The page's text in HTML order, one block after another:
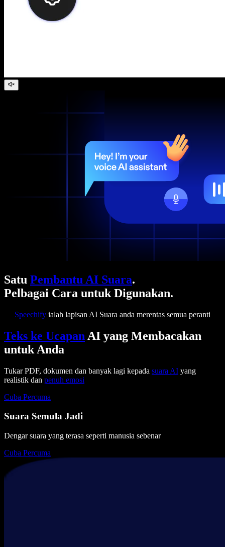
Satu Pembantu AI Suara.
Pelbagai Cara untuk Digunakan.
Speechify ialah lapisan AI Suara anda merentas semua peranti
Teks ke Ucapan AI yang Membacakan
untuk Anda
Tukar PDF, dokumen dan banyak lagi kepada suara AI yang
realistik dan penuh emosi
Cuba Percuma
Suara Semula Jadi
Dengar suara yang terasa seperti manusia sebenar
Cuba Percuma